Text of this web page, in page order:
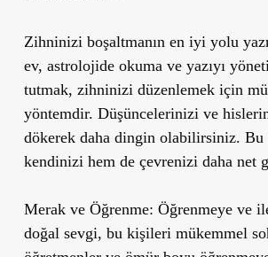
Zihninizi boşaltmanın en iyi yolu
ev, astrolojide okuma ve yazıyı
tutmak, zihninizi düzenlemek için
yöntemdir. Düşüncelerinizi ve
dökerek daha dingin olabilirsiniz. Bu
kendinizi hem de çevrenizi daha net
Merak ve Öğrenme: Öğrenmeye ve
doğal sevgi, bu kişileri mükemmel